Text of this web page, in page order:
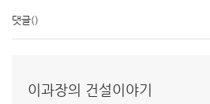
댓글()
이과장의 건설이야기